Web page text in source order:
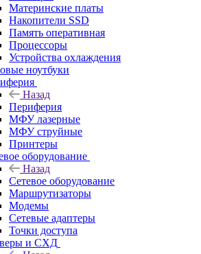
Материнские платы
Накопители SSD
Память оперативная
Процессоры
Устройства охлаждения
ноутбуки
Назад
Периферия
МФУ лазерные
МФУ струйные
Принтеры
оборудование
Назад
Сетевое оборудование
Маршрутизаторы
Модемы
Сетевые адаптеры
Точки доступа
и СХД